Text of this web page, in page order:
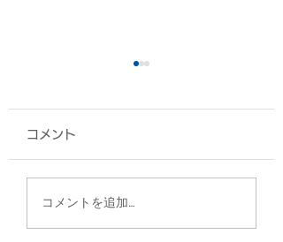
タンブラー/株式会社ス
ターハウジング 様
コメント
コメントを追加…